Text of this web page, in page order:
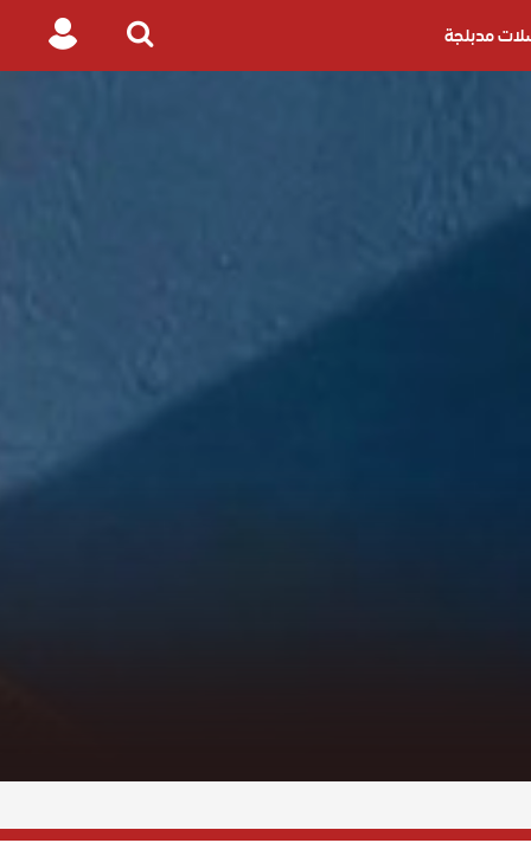
مدبلجة
Search
Login